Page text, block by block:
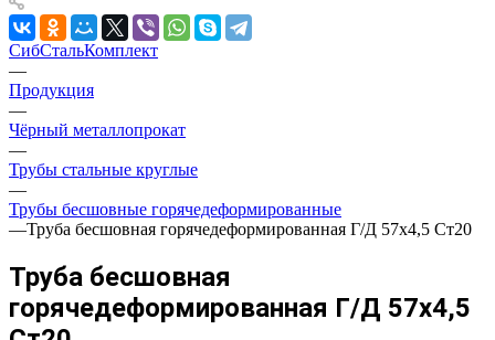
СибСтальКомплект
—
Продукция
—
Чёрный металлопрокат
—
Трубы стальные круглые
—
Трубы бесшовные горячедеформированные
—Труба бесшовная горячедеформированная Г/Д 57х4,5 Ст20
Труба бесшовная
горячедеформированная Г/Д 57х4,5